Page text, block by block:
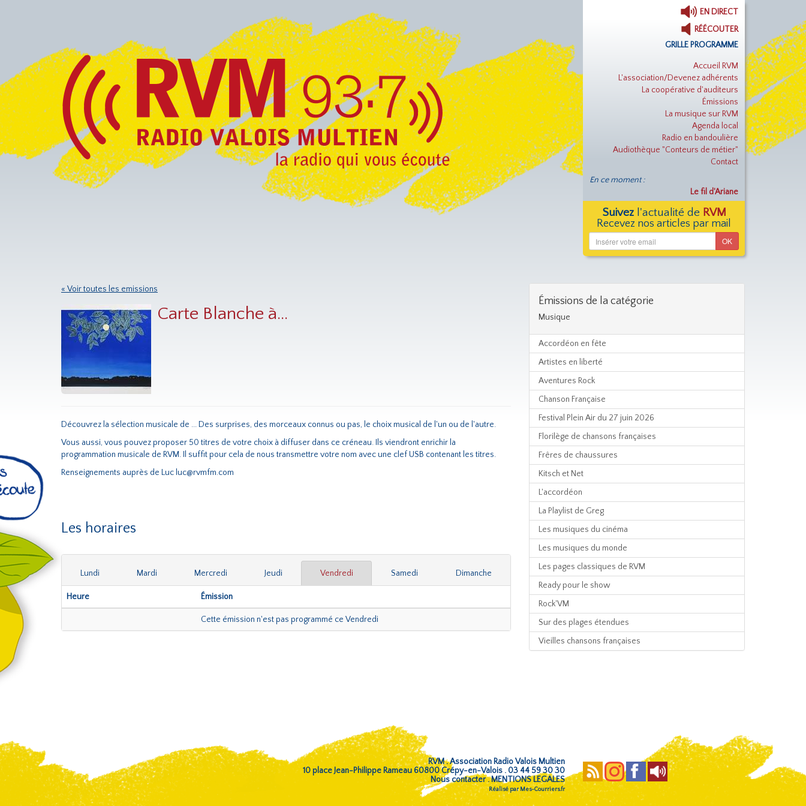
EN DIRECT
RÉÉCOUTER
GRILLE PROGRAMME
Accueil RVM
L'association/Devenez adhérents
La coopérative d'auditeurs
Émissions
La musique sur RVM
Agenda local
Radio en bandoulière
Audiothèque "Conteurs de métier"
Contact
En ce moment :
Le fil d'Ariane
Suivezl'actualité de RVM
Recevez nos articles par mail
« Voir toutes les emissions
Carte Blanche à...
Découvrez la sélection musicale de ... Des surprises, des morceaux connus ou pas, le choix musical de l'un ou de l'autre.
Vous aussi, vous pouvez proposer 50 titres de votre choix à diffuser dans ce créneau. Ils viendront enrichir la
programmation musicale de RVM. Il suffit pour cela de nous transmettre votre nom avec une clef USB contenant les titres.
Renseignements auprès de Luc luc@rvmfm.com
Les horaires
Lundi Mardi Mercredi Jeudi Vendredi Samedi Dimanche
Heure Émission
Cette émission n'est pas programmé ce Vendredi
Émissions de la catégorie
Musique
Accordéon en fête
Artistes en liberté
Aventures Rock
Chanson Française
Festival Plein Air du 27 juin 2026
Florilège de chansons françaises
Frêres de chaussures
Kitsch et Net
L'accordéon
La Playlist de Greg
Les musiques du cinéma
Les musiques du monde
Les pages classiques de RVM
Ready pour le show
Rock'VM
Sur des plages étendues
Vieilles chansons françaises
RVM . Association Radio Valois Multien
10 place Jean-Philippe Rameau 60800 Crépy-en-Valois . 03 44 59 30 30
Nous contacter.MENTIONS LEGALES
Réalisé par Mes-Courriers.fr